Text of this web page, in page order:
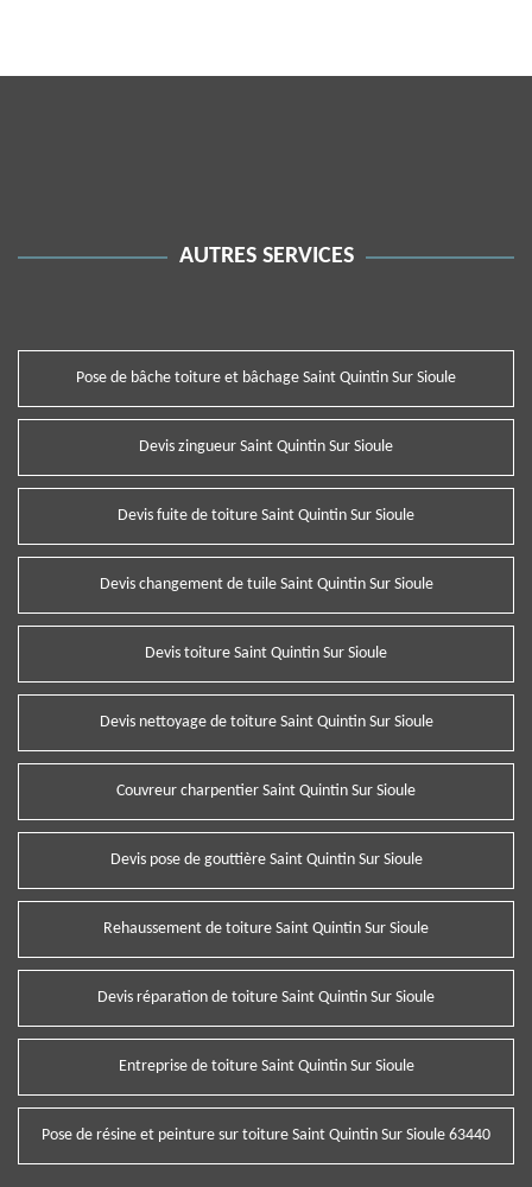
AUTRES SERVICES
Pose de bâche toiture et bâchage Saint Quintin Sur Sioule
Devis zingueur Saint Quintin Sur Sioule
Devis fuite de toiture Saint Quintin Sur Sioule
Devis changement de tuile Saint Quintin Sur Sioule
Devis toiture Saint Quintin Sur Sioule
Devis nettoyage de toiture Saint Quintin Sur Sioule
Couvreur charpentier Saint Quintin Sur Sioule
Devis pose de gouttière Saint Quintin Sur Sioule
Rehaussement de toiture Saint Quintin Sur Sioule
Devis réparation de toiture Saint Quintin Sur Sioule
Entreprise de toiture Saint Quintin Sur Sioule
Pose de résine et peinture sur toiture Saint Quintin Sur Sioule 63440